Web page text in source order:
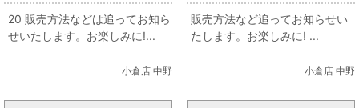
20 販売方法などは追ってお知ら
せいたします。お楽しみに!...
小倉店 中野
ョン くりいむレモン大全集
販売方法など追ってお知らせい
たします。お楽しみに! ...
小倉店 中野